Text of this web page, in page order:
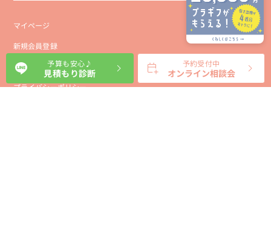
マイページ
新規会員登録
会社概要
プライバシーポリシー
予算も安心♪
見積もり診断
予約受付中
オンライン相談会